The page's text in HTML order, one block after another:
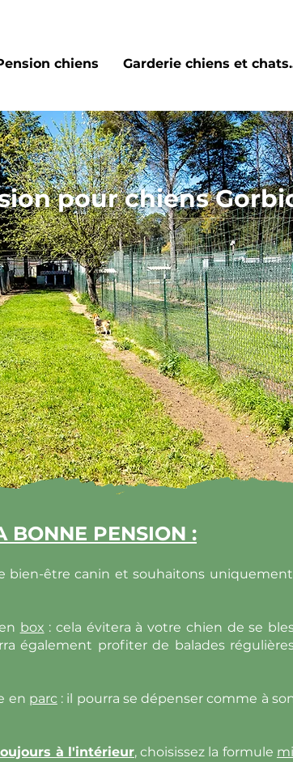
chiens Garderie chiens et
pour chiens
BONNE PENSION :
bien-être canin et souhaitons
box : cela évitera à votre chien de se
également profiter de balades
en parc : il pourra se dépenser comme à
à l'intérieur,choisissez la formule